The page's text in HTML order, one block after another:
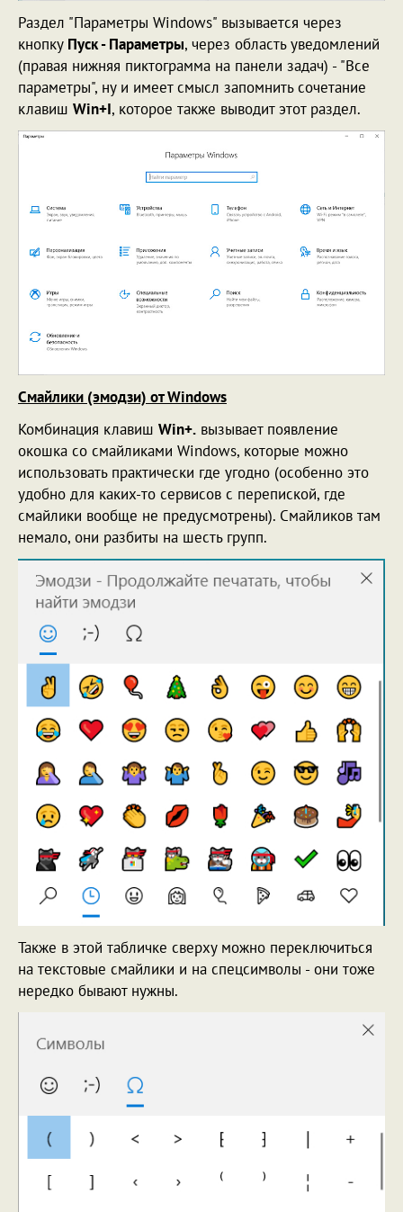
Раздел "Параметры Windows" вызывается через
кнопку Пуск - Параметры, через область уведомлений
(правая нижняя пиктограмма на панели задач) - "Все
параметры", ну и имеет смысл запомнить сочетание
клавиш Win+I, которое также выводит этот раздел.
Смайлики (эмодзи) от Windows
Комбинация клавиш Win+. вызывает появление
окошка со смайликами Windows, которые можно
использовать практически где угодно (особенно это
удобно для каких-то сервисов с перепиской, где
смайлики вообще не предусмотрены). Смайликов там
немало, они разбиты на шесть групп.
Также в этой табличке сверху можно переключиться
на текстовые смайлики и на спецсимволы - они тоже
нередко бывают нужны.